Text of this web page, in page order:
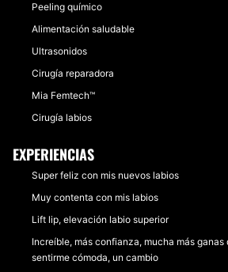
Peeling químico
Alimentación saludable
Ultrasonidos
Cirugía reparadora
Mia Femtech™
Cirugía labios
EXPERIENCIAS
Super feliz con mis nuevos labios
Muy contenta con mis labios
Lift lip, elevación labio superior
Increíble, más confianza, mucha más ganas
sentirme cómoda, un cambio